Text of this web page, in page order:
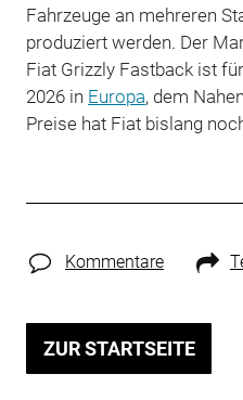
Fahrzeuge an mehreren
produziert werden. Der
Fiat Grizzly Fastback ist
2026 in Europa, dem
Preise hat Fiat bislang
Kommentare
ZUR STARTSEITE